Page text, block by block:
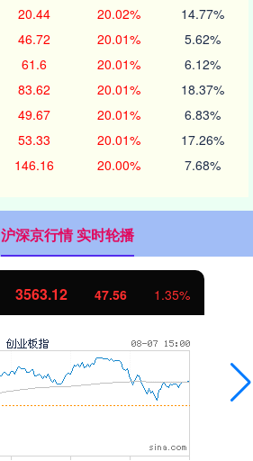
20.44 20.02% 14.77%
46.72 20.01% 5.62%
61.6 20.01% 6.12%
83.62 20.01% 18.37%
49.67 20.01% 6.83%
53.33 20.01% 17.26%
146.16 20.00% 7.68%
沪深京行情 实时轮播
3563.12 47.56 1.35%